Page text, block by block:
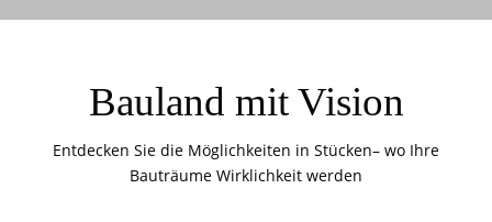
Bauland mit Vision
Entdecken Sie die Möglichkeiten in Stücken– wo Ihre
Bauträume Wirklichkeit werden